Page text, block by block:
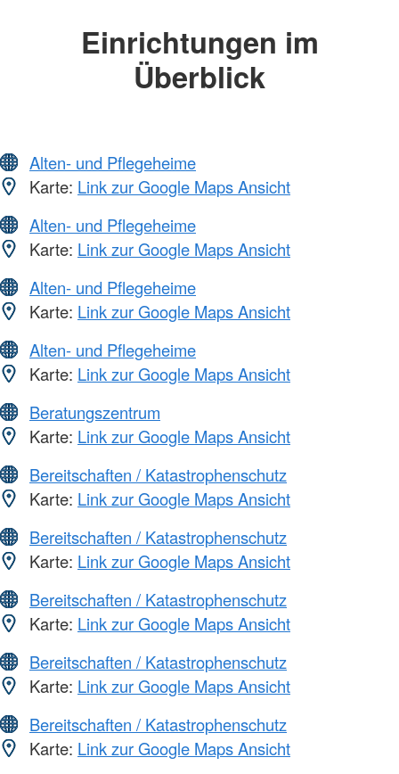
Einrichtungen im
Überblick
Alten- und Pflegeheime
Karte: Link zur Google Maps Ansicht
Alten- und Pflegeheime
Karte: Link zur Google Maps Ansicht
Alten- und Pflegeheime
Karte: Link zur Google Maps Ansicht
Alten- und Pflegeheime
Karte: Link zur Google Maps Ansicht
Beratungszentrum
Karte: Link zur Google Maps Ansicht
Bereitschaften / Katastrophenschutz
Karte: Link zur Google Maps Ansicht
Bereitschaften / Katastrophenschutz
Karte: Link zur Google Maps Ansicht
Bereitschaften / Katastrophenschutz
Karte: Link zur Google Maps Ansicht
Bereitschaften / Katastrophenschutz
Karte: Link zur Google Maps Ansicht
Bereitschaften / Katastrophenschutz
Karte: Link zur Google Maps Ansicht